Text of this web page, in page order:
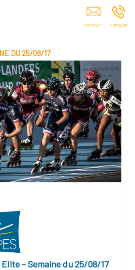
DU 25/08/17
- Semaine du 25/08/17